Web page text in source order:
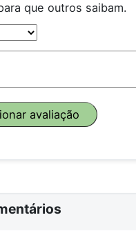
que outros saibam.